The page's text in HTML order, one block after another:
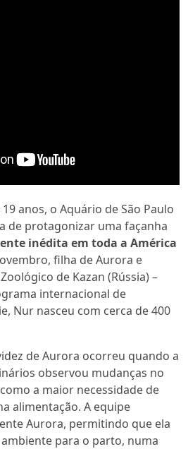
anos, o Aquário de São Paulo
de protagonizar uma façanha
inédita em toda a América
filha de Aurora e
de Kazan (Rússia) –
internacional de
Nur nasceu com cerca de 400
de Aurora ocorreu quando a
observou mudanças no
a maior necessidade de
alimentação. A equipe
Aurora, permitindo que ela
para o parto, numa